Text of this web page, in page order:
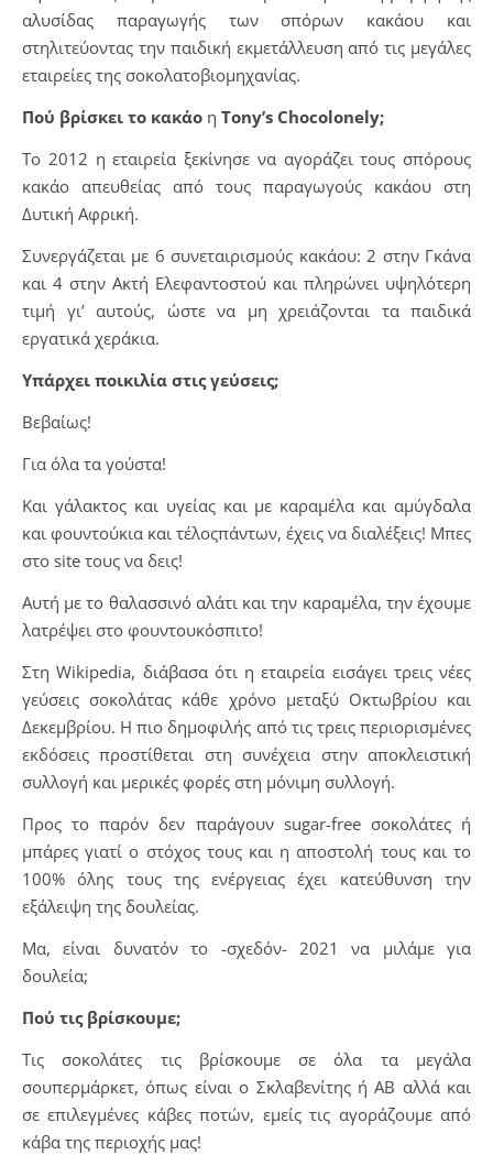
αλυσίδας παραγωγής των σπόρων κακάου και
στηλιτεύοντας την παιδική εκμετάλλευση από τις μεγάλες
εταιρείες της σοκολατοβιομηχανίας.
Πού βρίσκει το κακάο η Tony’s Chocolonely;
Το 2012 η εταιρεία ξεκίνησε να αγοράζει τους σπόρους
κακάο απευθείας από τους παραγωγούς κακάου στη
Δυτική Αφρική.
Συνεργάζεται με 6 συνεταιρισμούς κακάου: 2 στην Γκάνα
και 4 στην Ακτή Ελεφαντοστού και πληρώνει υψηλότερη
τιμή γι’ αυτούς, ώστε να μη χρειάζονται τα παιδικά
εργατικά χεράκια.
Υπάρχει ποικιλία στις γεύσεις;
Βεβαίως!
Για όλα τα γούστα!
Και γάλακτος και υγείας και με καραμέλα και αμύγδαλα
και φουντούκια και τέλοςπάντων, έχεις να διαλέξεις! Μπες
στο site τους να δεις!
Αυτή με το θαλασσινό αλάτι και την καραμέλα, την έχουμε
λατρέψει στο φουντουκόσπιτο!
Στη Wikipedia, διάβασα ότι η εταιρεία εισάγει τρεις νέες
γεύσεις σοκολάτας κάθε χρόνο μεταξύ Οκτωβρίου και
Δεκεμβρίου. Η πιο δημοφιλής από τις τρεις περιορισμένες
εκδόσεις προστίθεται στη συνέχεια στην αποκλειστική
συλλογή και μερικές φορές στη μόνιμη συλλογή.
Προς το παρόν δεν παράγουν sugar-free σοκολάτες ή
μπάρες γιατί ο στόχος τους και η αποστολή τους και το
100% όλης τους της ενέργειας έχει κατεύθυνση την
εξάλειψη της δουλείας.
Μα, είναι δυνατόν το -σχεδόν- 2021 να μιλάμε για
δουλεία;
Πού τις βρίσκουμε;
Τις σοκολάτες τις βρίσκουμε σε όλα τα μεγάλα
σουπερμάρκετ, όπως είναι ο Σκλαβενίτης ή ΑΒ αλλά και
σε επιλεγμένες κάβες ποτών, εμείς τις αγοράζουμε από
κάβα της περιοχής μας!